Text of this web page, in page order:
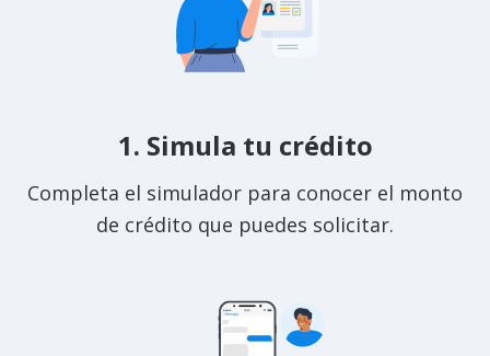
1. Simula tu crédito
Completa el simulador para conocer el monto
de crédito que puedes solicitar.